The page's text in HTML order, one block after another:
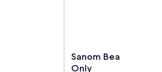
Sanom
Beach
Sanom Beach
Only